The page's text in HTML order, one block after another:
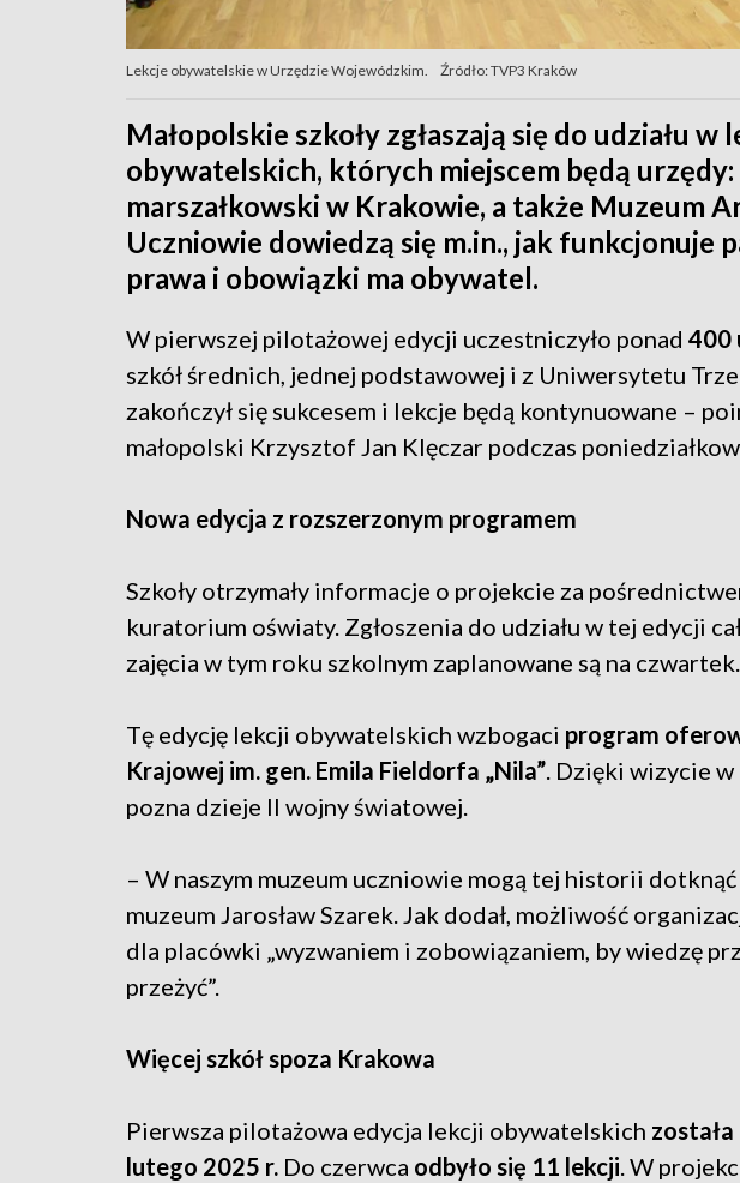
Lekcje obywatelskie w Urzędzie Wojewódzkim. Źródło: TVP3 Kraków
Małopolskie szkoły zgłaszają się do udziału w
obywatelskich, których miejscem będą
marszałkowski w Krakowie, a także Muzeum
Uczniowie dowiedzą się m.in., jak funkcjonuje
prawa i obowiązki ma obywatel.
W pierwszej pilotażowej edycji uczestniczyło ponad 400
szkół średnich, jednej podstawowej i z Uniwersytetu
zakończył się sukcesem i lekcje będą kontynuowane –
małopolski Krzysztof Jan Klęczar podczas
Nowa edycja z rozszerzonym programem
Szkoły otrzymały informacje o projekcie za
kuratorium oświaty. Zgłoszenia do udziału w tej edycji
zajęcia w tym roku szkolnym zaplanowane są na czwartek.
Tę edycję lekcji obywatelskich wzbogaci program
Krajowej im. gen. Emila Fieldorfa „Nila”. Dzięki wizycie
pozna dzieje II wojny światowej.
– W naszym muzeum uczniowie mogą tej historii
muzeum Jarosław Szarek. Jak dodał, możliwość
dla placówki „wyzwaniem i zobowiązaniem, by wiedzę
przeżyć”.
Więcej szkół spoza Krakowa
Pierwsza pilotażowa edycja lekcji obywatelskich
lutego 2025 r. Do czerwca odbyło się 11 lekcji. W